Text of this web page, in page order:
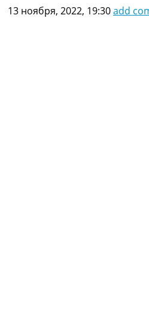
13 ноября, 2022, 19:30add